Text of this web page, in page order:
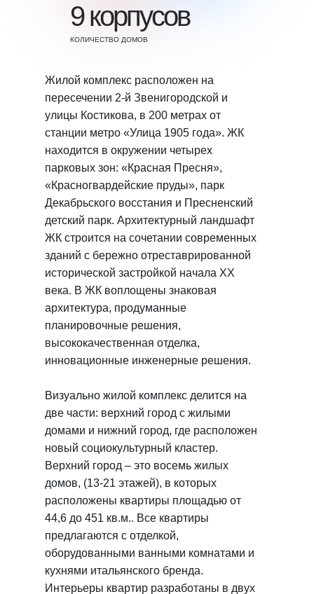
Жилой комплекс расположен на
пересечении 2-й Звенигородской и
улицы Костикова, в 200 метрах от
станции метро «Улица 1905 года». ЖК
находится в окружении четырех
парковых зон: «Красная Пресня»,
«Красногвардейские пруды», парк
Декабрьского восстания и Пресненский
детский парк. Архитектурный ландшафт
ЖК строится на сочетании современных
зданий с бережно отреставрированной
исторической застройкой начала ХХ
века. В ЖК воплощены знаковая
архитектура, продуманные
планировочные решения,
высококачественная отделка,
инновационные инженерные решения.
Визуально жилой комплекс делится на
две части: верхний город с жилыми
домами и нижний город, где расположен
новый социокультурный кластер.
Верхний город – это восемь жилых
домов, (13-21 этажей), в которых
расположены квартиры площадью от
44,6 до 451 кв.м.. Все квартиры
предлагаются с отделкой,
оборудованными ванными комнатами и
кухнями итальянского бренда.
Интерьеры квартир разработаны в двух
9 корпусов
КОЛИЧЕСТВО ДОМОВ